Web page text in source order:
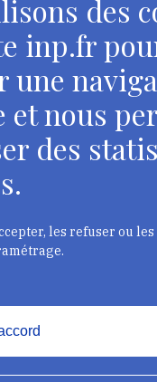
Services
Paris
41
- 93300 Aubervilliers
des
inp.fr
une
et nous
des
les refuser ou